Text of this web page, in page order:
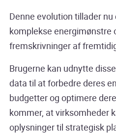
Denne evolution tillader
komplekse energimønstre
fremskrivninger af
Brugerne kan udnytte
data til at forbedre deres
budgetter og optimere
kommer, at virksomheder
oplysninger til strategisk